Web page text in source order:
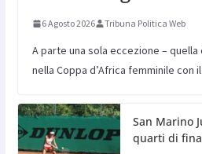
6 Agosto 2026 Tribuna Politica Web
A parte una sola eccezione – quella
nella Coppa d’Africa femminile con il
San Marino
quarti di